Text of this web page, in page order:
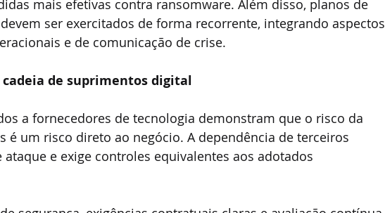
mais efetivas contra ransomware. Além disso, planos de
ser exercitados de forma recorrente, integrando aspectos
e de comunicação de crise.
de suprimentos digital
a fornecedores de tecnologia demonstram que o risco da
é um risco direto ao negócio. A dependência de terceiros
e exige controles equivalentes aos adotados